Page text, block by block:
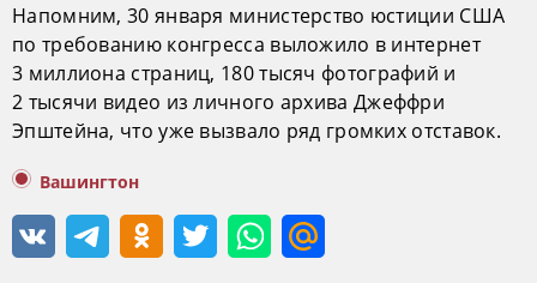
Напомним, 30 января министерство юстиции США
по требованию конгресса выложило в интернет
3 миллиона страниц, 180 тысяч фотографий и
2 тысячи видео из личного архива Джеффри
Эпштейна, что уже вызвало ряд громких отставок.
Вашингтон